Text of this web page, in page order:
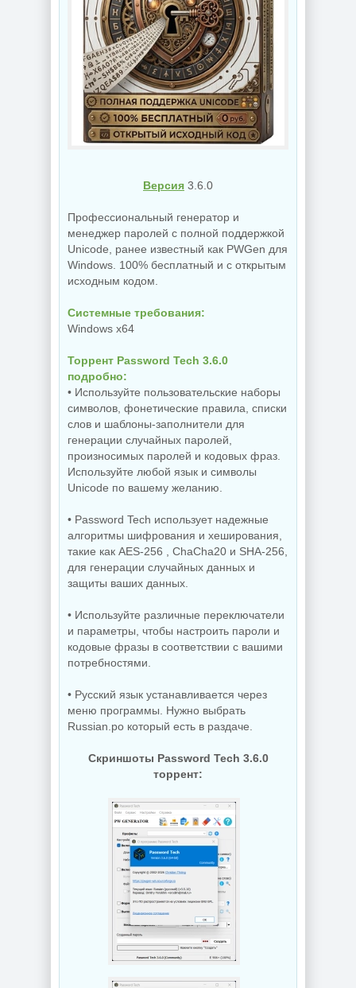
Версия 3.6.0
Профессиональный генератор и
менеджер паролей с полной поддержкой
Unicode, ранее известный как PWGen для
Windows. 100% бесплатный и с открытым
исходным кодом.
Системные требования:
Windows x64
Торрент Password Tech 3.6.0
подробно:
• Используйте пользовательские наборы
символов, фонетические правила, списки
слов и шаблоны-заполнители для
генерации случайных паролей,
произносимых паролей и кодовых фраз.
Используйте любой язык и символы
Unicode по вашему желанию.
• Password Tech использует надежные
алгоритмы шифрования и хеширования,
такие как AES-256 , ChaCha20 и SHA-256,
для генерации случайных данных и
защиты ваших данных.
• Используйте различные переключатели
и параметры, чтобы настроить пароли и
кодовые фразы в соответствии с вашими
потребностями.
• Русский язык устанавливается через
меню программы. Нужно выбрать
Russian.po который есть в раздаче.
Скриншоты Password Tech 3.6.0
торрент: